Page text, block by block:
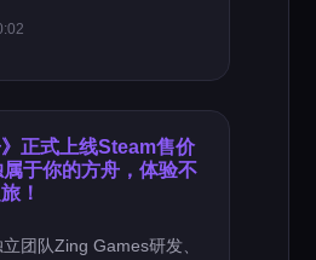
》正式上线Steam售价
于你的方舟，体验不
！
团队Zing Games研发、